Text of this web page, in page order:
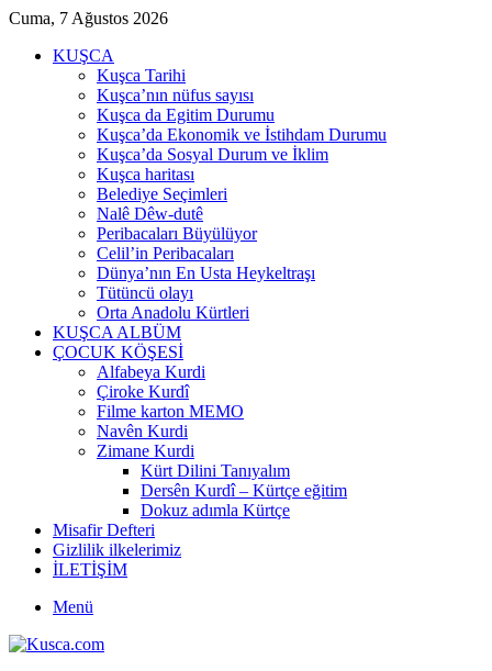
Cuma, 7 Ağustos 2026
KUŞCA
Kuşca Tarihi
Kuşca’nın nüfus sayısı
Kuşca da Egitim Durumu
Kuşca’da Ekonomik ve İstihdam Durumu
Kuşca’da Sosyal Durum ve İklim
Kuşca haritası
Belediye Seçimleri
Nalê Dêw-dutê
Peribacaları Büyülüyor
Celil’in Peribacaları
Dünya’nın En Usta Heykeltraşı
Tütüncü olayı
Orta Anadolu Kürtleri
KUŞCA ALBÜM
ÇOCUK KÖŞESİ
Alfabeya Kurdi
Çiroke Kurdî
Filme karton MEMO
Navên Kurdi
Zimane Kurdi
Kürt Dilini Tanıyalım
Dersên Kurdî – Kürtçe eğitim
Dokuz adımla Kürtçe
Misafir Defteri
Gizlilik ilkelerimiz
İLETİŞİM
Menü